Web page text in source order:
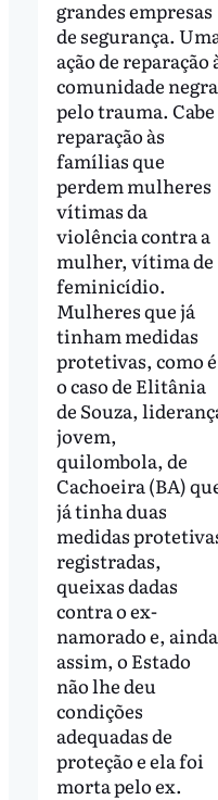
grandes empresas
de segurança.
ação de reparação
comunidade negra
pelo trauma. Cabe
reparação às
famílias que
perdem mulheres
vítimas da
violência contra a
mulher, vítima de
feminicídio.
Mulheres que já
tinham medidas
protetivas, como é
o caso de Elitânia
de Souza,
jovem,
quilombola, de
Cachoeira (BA)
já tinha duas
medidas
registradas,
queixas dadas
contra o ex-
namorado e, ainda
assim, o Estado
não lhe deu
condições
adequadas de
proteção e ela foi
morta pelo ex.